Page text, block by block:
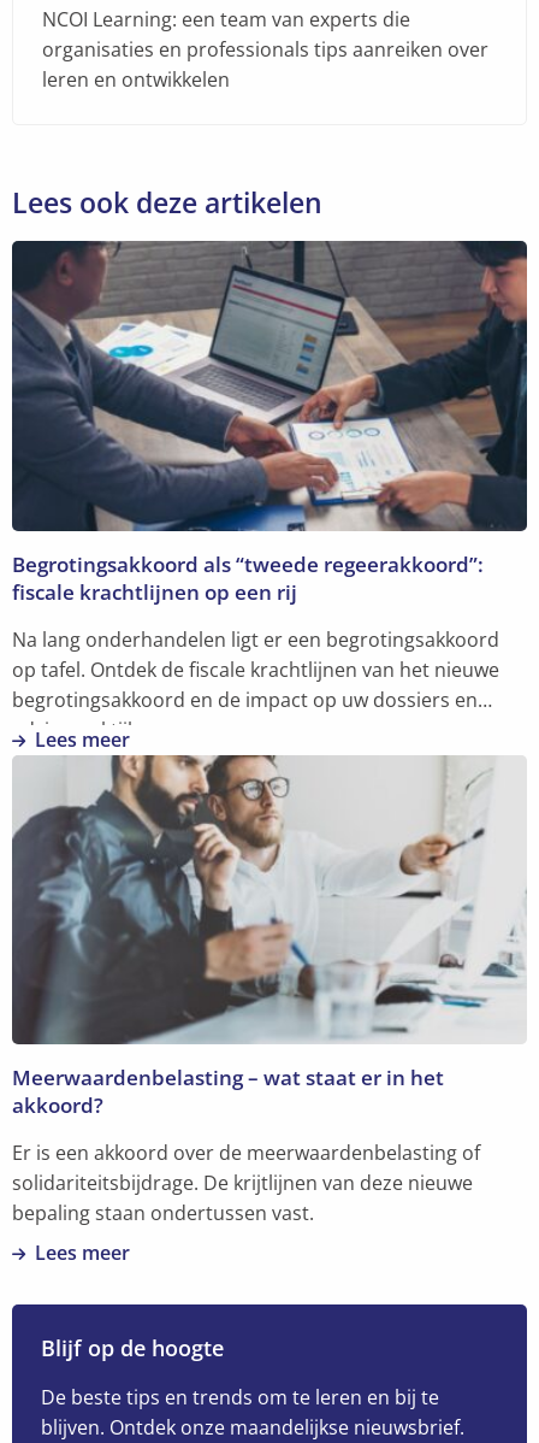
NCOI Learning: een team van experts die
organisaties en professionals tips aanreiken over
leren en ontwikkelen
Lees ook deze artikelen
Begrotingsakkoord als “tweede regeerakkoord”:
fiscale krachtlijnen op een rij
Na lang onderhandelen ligt er een begrotingsakkoord
op tafel. Ontdek de fiscale krachtlijnen van het nieuwe
begrotingsakkoord en de impact op uw dossiers en
adviespraktijk.
Lees meer
Lees
over
Begrotingsakkoord
“tweede
regeerakkoord”:
rij
Meerwaardenbelasting – wat staat er in het
akkoord?
Er is een akkoord over de meerwaardenbelasting of
solidariteitsbijdrage. De krijtlijnen van deze nieuwe
bepaling staan ondertussen vast.
Lees meer
meer
over
Meerwaardenbelasting
wat
Blijf op de hoogte
De beste tips en trends om te leren en bij te
blijven. Ontdek onze maandelijkse nieuwsbrief.